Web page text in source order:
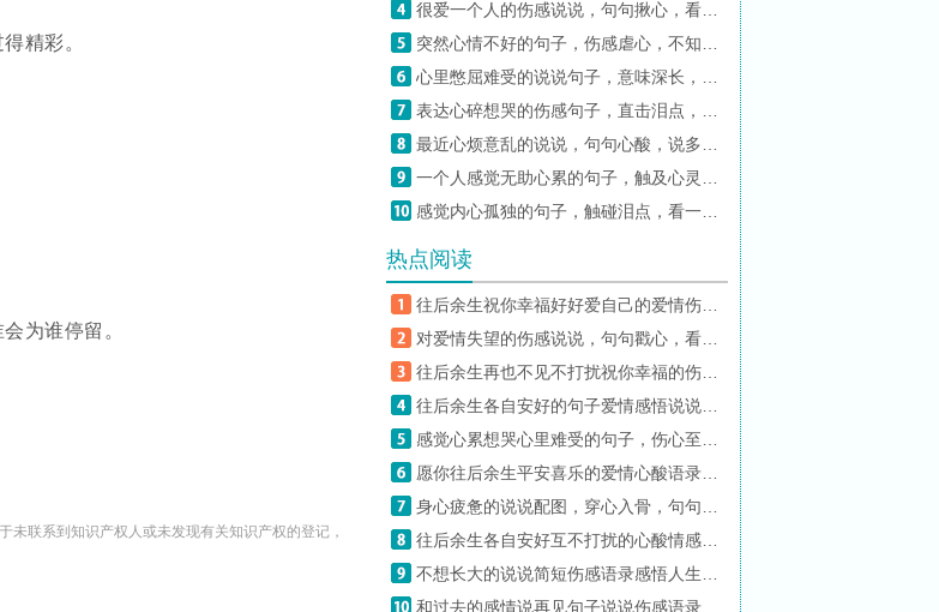
精彩。
为谁停留。
未联系到知识产权人或未发现有关知识产权的登记，
热点阅读